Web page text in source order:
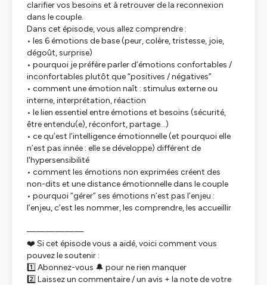
clarifier vos besoins et à retrouver de la reconnexion
dans le couple.
Dans cet épisode, vous allez comprendre :
• les 6 émotions de base (peur, colère, tristesse, joie,
dégoût, surprise)
• pourquoi je préfère parler d’émotions confortables /
inconfortables plutôt que “positives / négatives”
• comment une émotion naît : stimulus externe ou
interne, interprétation, réaction
• le lien essentiel entre émotions et besoins (sécurité,
être entendu(e), réconfort, partage…)
• ce qu’est l’intelligence émotionnelle (et pourquoi elle
n’est pas innée : elle se développe) différent de
l'hypersensibilité
• comment les émotions non exprimées créent des
non-dits et une distance émotionnelle dans le couple
• pourquoi “gérer” ses émotions n’est pas l’enjeu :
l’enjeu, c’est les nommer, les comprendre, les accueillir
——————
❤️ Si cet épisode vous a aidé, voici comment vous
pouvez le soutenir :
1️⃣ Abonnez-vous 🔔 pour ne rien manquer
2️⃣ Laissez un commentaire / un avis + la note de votre